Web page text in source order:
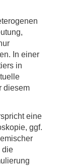
In einer
in
diesem
eine
ggf.
die